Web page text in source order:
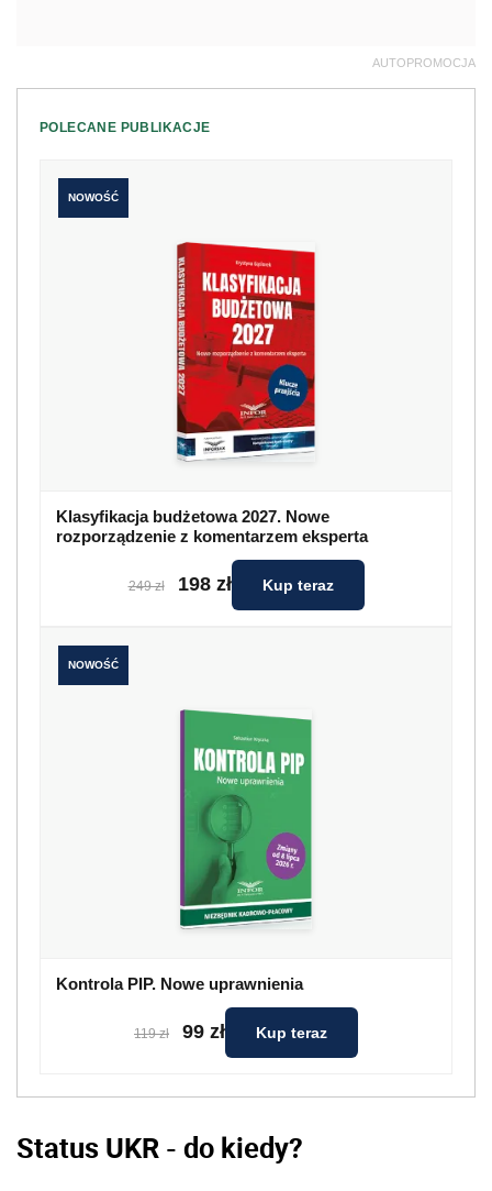
AUTOPROMOCJA
POLECANE PUBLIKACJE
NOWOŚĆ
Klasyfikacja budżetowa 2027. Nowe
rozporządzenie z komentarzem eksperta
249 zł 198 zł Kup teraz
NOWOŚĆ
Kontrola PIP. Nowe uprawnienia
119 zł 99 zł Kup teraz
Status UKR - do kiedy?